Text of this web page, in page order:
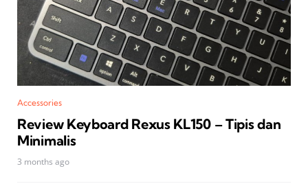
Accessories
Review Keyboard Rexus KL150 – Tipis dan
Minimalis
3 months ago